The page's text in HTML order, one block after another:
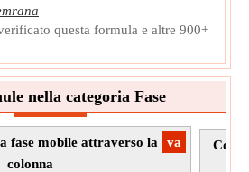
questa formula e altre 900+
nella categoria Fase
​va
fase mobile attraverso la
colonna